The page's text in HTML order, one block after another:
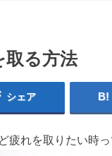
取る方法
シェア
疲れを取りたい時っ